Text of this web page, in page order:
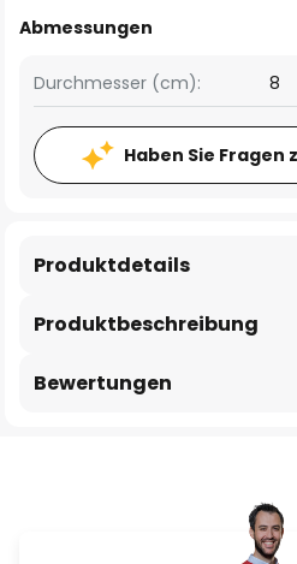
Abmessungen
Durchmesser (cm): 8
Haben Sie Fragen
Produktbeschreibung
Produktdetails
Bewertungen